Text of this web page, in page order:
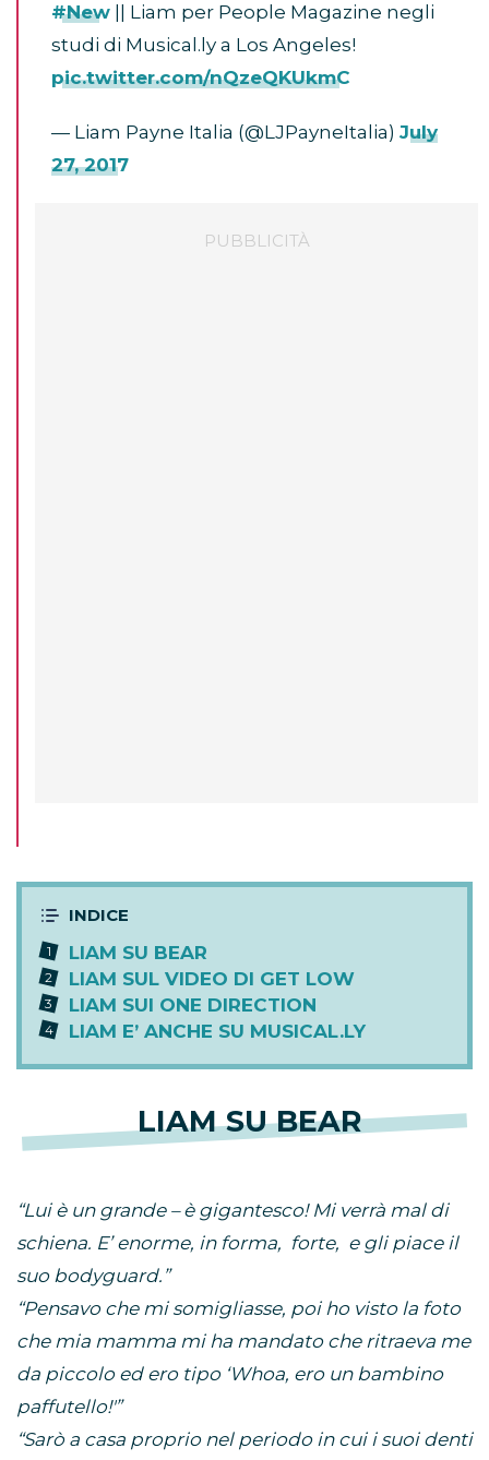
#New || Liam per People Magazine negli
studi di Musical.ly a Los Angeles!
pic.twitter.com/nQzeQKUkmC
— Liam Payne Italia (@LJPayneItalia) July
27, 2017
LIAM SU BEAR
LIAM SUL VIDEO DI GET LOW
LIAM SUI ONE DIRECTION
LIAM E’ ANCHE SU MUSICAL.LY
LIAM SU BEAR
“Lui è un grande – è gigantesco! Mi verrà mal di
schiena. E’ enorme, in forma, forte, e gli piace il
suo bodyguard.”
“Pensavo che mi somigliasse, poi ho visto la foto
che mia mamma mi ha mandato che ritraeva me
da piccolo ed ero tipo ‘Whoa, ero un bambino
paffutello!'”
“Sarò a casa proprio nel periodo in cui i suoi denti